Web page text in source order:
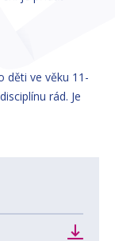
děti ve věku 11-
rád. Je